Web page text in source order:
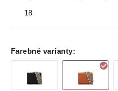
18
Farebné varianty: